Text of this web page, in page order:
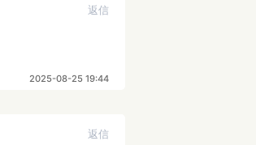
返信
2025-08-25 19:44
返信